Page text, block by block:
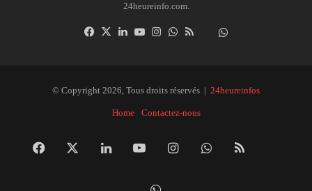
24heureinfo.com.
Facebook
X LinkedinYouTubeInstagramWhatsAppDailymotion
© Copyright 2026, Tous droits réservés | 24heureinfos
Home Contactez-nous
Facebook LinkedinYouTubeInstagramWhatsApp
RSS